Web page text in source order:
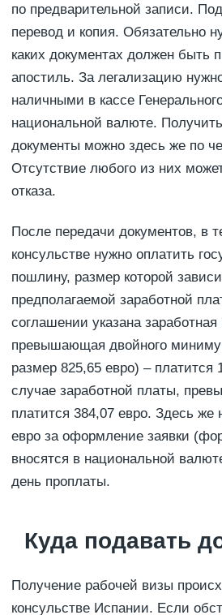
по предварительной записи.
перевод и копия. Обязательно
каких документах должен быть
апостиль. За легализацию
наличными в кассе
национальной валюте.
документы можно здесь же по
Отсутствие любого из них
отказа.
После передачи документов, в
консульстве нужно оплатить
пошлину, размер которой
предполагаемой заработной
соглашении указана заработная
превышающая двойного
размер 825,65 евро) – платится
случае заработной платы,
платится 384,07 евро. Здесь же
евро за оформление заявки
вносятся в национальной
день проплаты.
Куда подавать
Получение рабочей визы
консульстве Испании. Если